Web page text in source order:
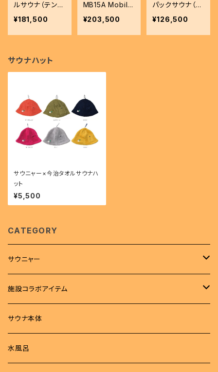
ルサウナ（テント
サウナ、ロウリュ
¥181,500
MB15A Mobile
Sauna MB15A
¥203,500
パックサウナ（テ
ントサウナスチ
¥126,500
サウナハット
サウニャー×今治タオルサウナハ
ット
¥5,500
CATEGORY
サウニャー
アパレル
Tシャツ
ロンT
サウナハット
サウナマット
施設コラボアイテム
Tシャツ
サウナハット
サウナ本体
水風呂